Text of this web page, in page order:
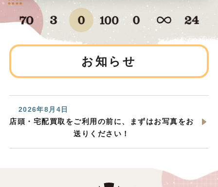
お知らせ
2026年8月4日
店頭・宅配買取をご利用の前に、まずはお写真をお
送りください！